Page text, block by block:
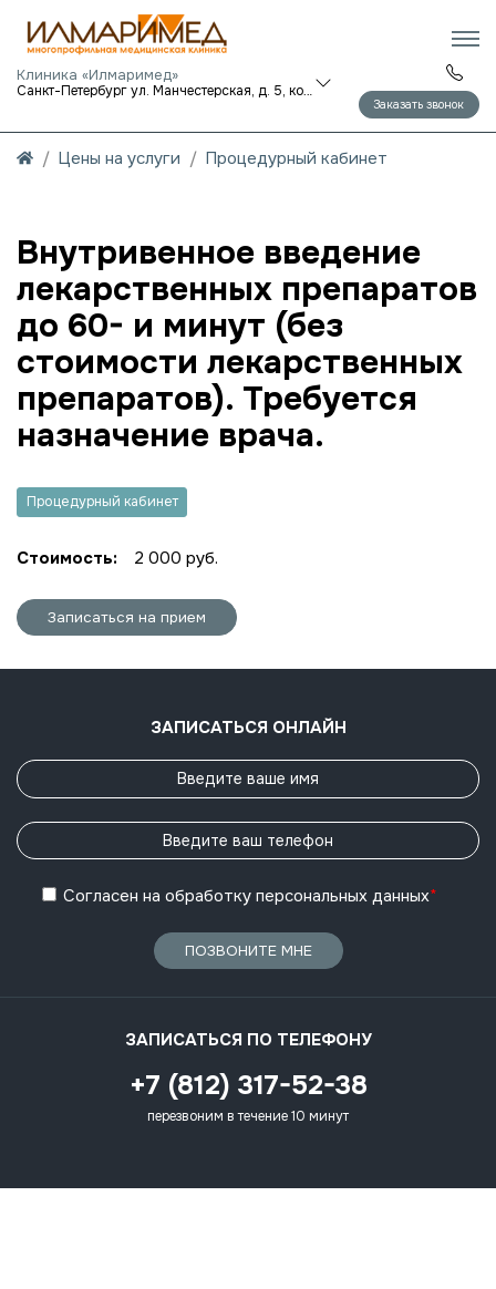
Клиника «Илмаримед»
Санкт-Петербург ул. Манчестерская, д. 5, корп. 1
Заказать звонок
Цены на услуги Процедурный кабинет
Внутривенное введение
лекарственных препаратов
до 60- и минут (без
стоимости лекарственных
препаратов). Требуется
назначение врача.
Процедурный кабинет
Стоимость: 2 000 руб.
Записаться на прием
ЗАПИСАТЬСЯ ОНЛАЙН
Согласен на обработку персональных данных*
ПОЗВОНИТЕ МНЕ
ЗАПИСАТЬСЯ ПО ТЕЛЕФОНУ
+7 (812) 317-52-38
перезвоним в течение 10 минут